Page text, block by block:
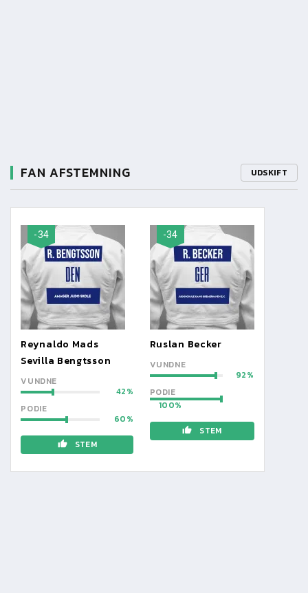
FAN AFSTEMNING UDSKIFT
-34
Reynaldo Mads
Sevilla Bengtsson
VUNDNE
42
PODIE
60
STEM
-34
Ruslan Becker
VUNDNE
92
PODIE
100
STEM